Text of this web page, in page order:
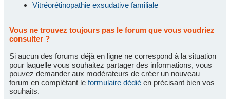
Vitréorétinopathie exsudative familiale
Vous ne trouvez toujours pas le forum que vous voudriez
consulter ?
Si aucun des forums déjà en ligne ne correspond à la situation
pour laquelle vous souhaitez partager des informations, vous
pouvez demander aux modérateurs de créer un nouveau
forum en complétant le formulaire dédié en précisant bien vos
souhaits.